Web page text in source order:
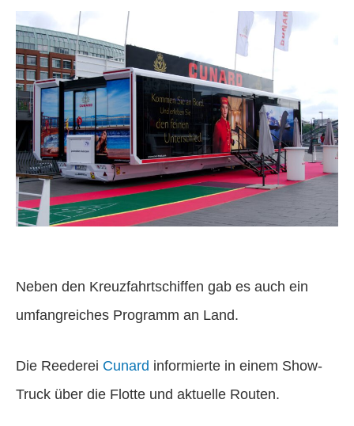
Neben den Kreuzfahrtschiffen gab es auch ein
umfangreiches Programm an Land.
Die Reederei Cunard informierte in einem Show-
Truck über die Flotte und aktuelle Routen.